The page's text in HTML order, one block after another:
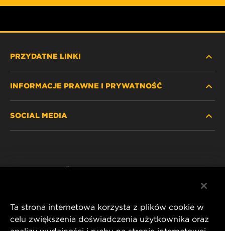
PRZYDATNE LINKI
GDZIE KUPIĆ
INFORMACJE PRAWNE I PRYWATNOŚĆ
SOCIAL MEDIA
Ta strona internetowa korzysta z plików cookie w
celu zwiększenia doświadczenia użytkownika oraz